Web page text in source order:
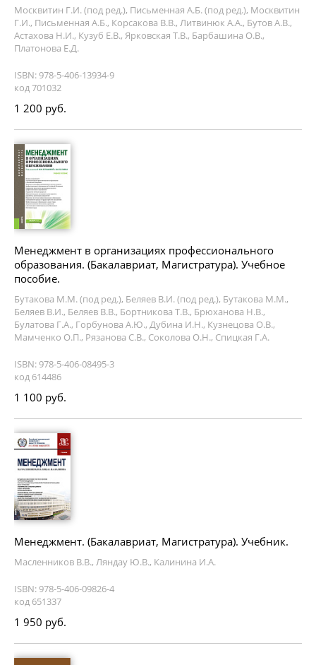
Москвитин Г.И. (под ред.), Письменная А.Б. (под ред.), Москвитин
Г.И., Письменная А.Б., Корсакова В.В., Литвинюк А.А., Бутов А.В.,
Астахова Н.И., Кузуб Е.В., Ярковская Т.В., Барбашина О.В.,
Платонова Е.Д.
ISBN: 978-5-406-13934-9
код 701032
1 200 руб.
Менеджмент в организациях профессионального
образования. (Бакалавриат, Магистратура). Учебное
пособие.
Бутакова М.М. (под ред.), Беляев В.И. (под ред.), Бутакова М.М.,
Беляев В.И., Беляев В.В., Бортникова Т.В., Брюханова Н.В.,
Булатова Г.А., Горбунова А.Ю., Дубина И.Н., Кузнецова О.В.,
Мамченко О.П., Рязанова С.В., Соколова О.Н., Спицкая Г.А.
ISBN: 978-5-406-08495-3
код 614486
1 100 руб.
Менеджмент. (Бакалавриат, Магистратура). Учебник.
Масленников В.В., Ляндау Ю.В., Калинина И.А.
ISBN: 978-5-406-09826-4
код 651337
1 950 руб.